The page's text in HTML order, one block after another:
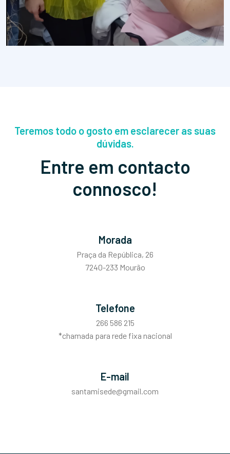
Teremos todo o gosto em esclarecer as suas
dúvidas.
Entre em contacto
connosco!
Morada
Praça da República, 26
7240-233 Mourão
Telefone
266 586 215
*chamada para rede fixa nacional
E-mail
santamisede@gmail.com